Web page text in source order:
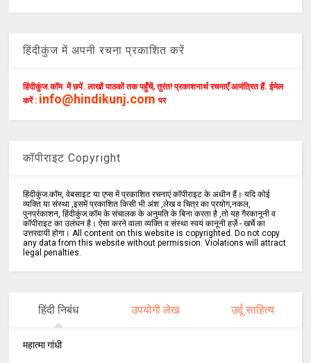
हिंदीकुंज में अपनी रचना प्रकाशित करें
हिंदीकुंज.कॉम में छपें. लाखों पाठकों तक पहुँचें, तुरंत! प्रकाशनार्थ रचनाएँ आमंत्रित हैं. ईमेल
करें : info@hindikunj.com पर
कॉपीराइट Copyright
हिंदीकुंज.कॉम, वेबसाइट या एप्स में प्रकाशित रचनाएं कॉपीराइट के अधीन हैं। यदि कोई
व्यक्ति या संस्था ,इसमें प्रकाशित किसी भी अंश ,लेख व चित्र का प्रयोग,नकल,
पुनर्प्रकाशन, हिंदीकुंज.कॉम के संचालक के अनुमति के बिना करता है ,तो यह गैरकानूनी व
कॉपीराइट का उलंघन है। ऐसा करने वाला व्यक्ति व संस्था स्वयं कानूनी हर्ज़े - खर्चे का
उत्तरदायी होगा। All content on this website is copyrighted. Do not copy
any data from this website without permission. Violations will attract
legal penalties.
हिंदी निबंध उपयोगी लेख उर्दू साहित्य
महात्मा गांधी